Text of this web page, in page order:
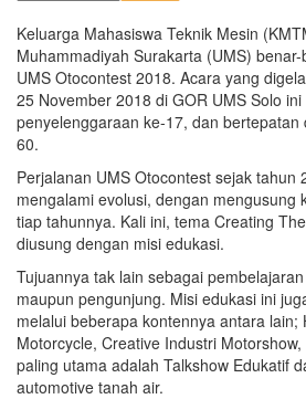
Keluarga Mahasiswa Teknik Mesin
Muhammadiyah Surakarta (UMS)
UMS Otocontest 2018. Acara yang
25 November 2018 di GOR UMS Solo
penyelenggaraan ke-17, dan bertepatan
60.
Perjalanan UMS Otocontest sejak tahun
mengalami evolusi, dengan mengusung
tiap tahunnya. Kali ini, tema Creating
diusung dengan misi edukasi.
Tujuannya tak lain sebagai
maupun pengunjung. Misi edukasi ini
melalui beberapa kontennya antara lain;
Motorcycle, Creative Industri
paling utama adalah Talkshow Edukatif
automotive tanah air.